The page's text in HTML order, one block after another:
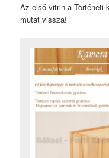
Az első vitrin a Történeti
mutat vissza!